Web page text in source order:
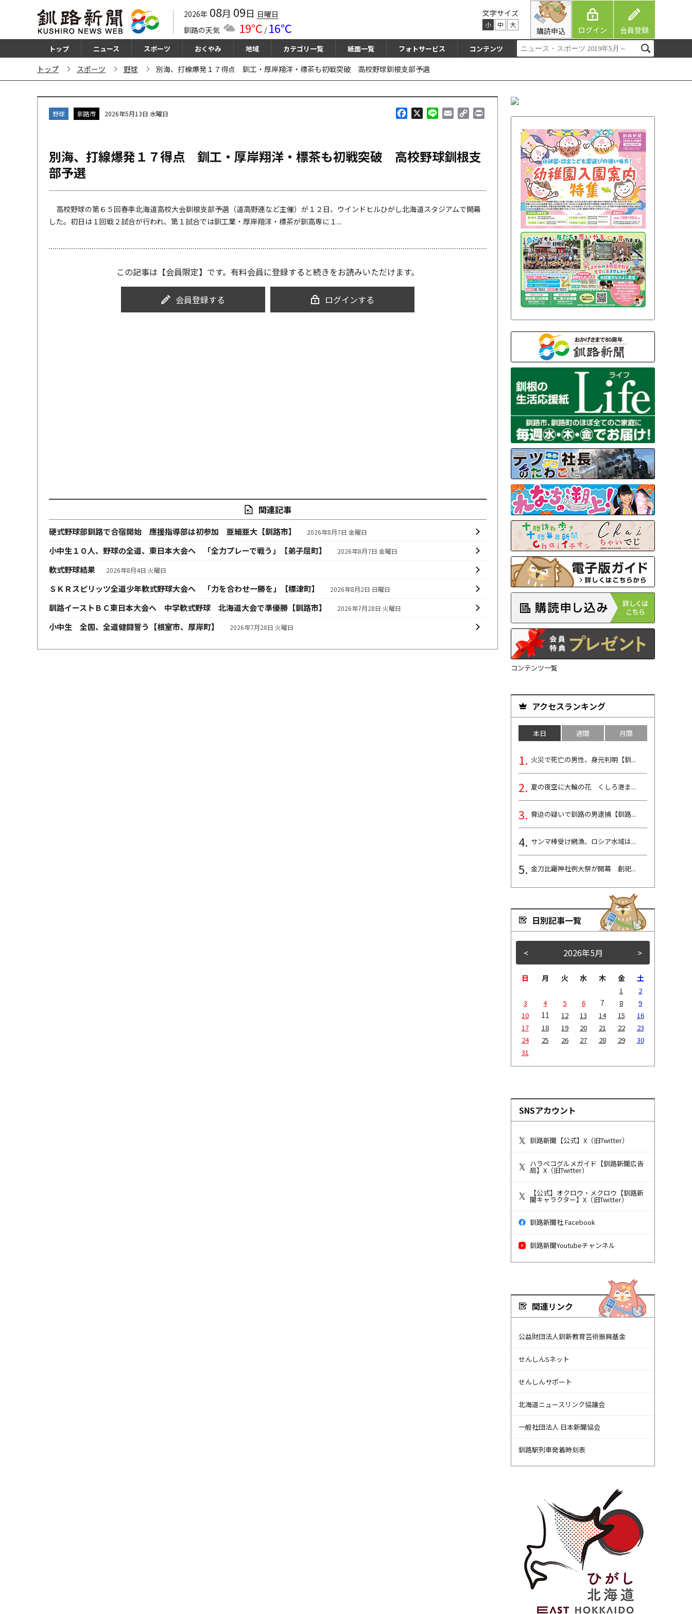
2026年 08月 09日 日曜日
釧路の天気
19℃ / 16℃
文字サイズ
小 中 大
購読申込 ログイン 会員登録
トップ ニュース スポーツ おくやみ 地域 カテゴリ一覧 紙面一覧 フォトサービス コンテンツ
トップ スポーツ 野球 別海、打線爆発１７得点 釧工・厚岸翔洋・標茶も初戦突破 高校野球釧根支部予選
b
k
l
L
k
野球 釧路市 2026年5月13日 水曜日
別海、打線爆発１７得点 釧工・厚岸翔洋・標茶も初戦突破 高校野球釧根支
部予選
高校野球の第６５回春季北海道高校大会釧根支部予選（道高野連など主催）が１２日、ウインドヒルひがし北海道スタジアムで開幕
した。初日は１回戦２試合が行われ、第１試合では釧工業・厚岸翔洋・標茶が釧高専に１...
この記事は【会員限定】です。有料会員に登録すると続きをお読みいただけます。
会員登録する ログインする
関連記事
硬式野球部釧路で合宿開始 應援指導部は初参加 亜細亜大【釧路市】 2026年8月7日 金曜日
小中生１０人、野球の全道、東日本大会へ 「全力プレーで戦う」【弟子屈町】 2026年8月7日 金曜日
軟式野球結果 2026年8月4日 火曜日
ＳＫＲスピリッツ全道少年軟式野球大会へ 「力を合わせ一勝を」【標津町】 2026年8月2日 日曜日
釧路イーストＢＣ東日本大会へ 中学軟式野球 北海道大会で準優勝【釧路市】 2026年7月28日 火曜日
小中生 全国、全道健闘誓う【根室市、厚岸町】 2026年7月28日 火曜日
コンテンツ一覧
アクセスランキング
本日 週間 月間
火災で死亡の男性、身元判明【釧...
夏の夜空に大輪の花 くしろ港ま...
脅迫の疑いで釧路の男逮捕【釧路...
サンマ棒受け網漁、ロシア水域は...
金刀比羅神社例大祭が開幕 創祀...
日別記事一覧
< >
2026年5月
日 月 火 水 木 金 土
1
2
3
4 5 6 7 8
9
10
11 12 13 14 15
16
17
18 19 20 21 22
23
24
25 26 27 28 29
30
31
SNSアカウント
釧路新聞【公式】X（旧Twitter）
ハラペコグルメガイド【釧路新聞広告
局】X（旧Twitter）
【公式】オクロウ・メクロウ【釧路新
聞キャラクター】X（旧Twitter）
釧路新聞社 Facebook
釧路新聞Youtubeチャンネル
関連リンク
公益財団法人釧新教育芸術振興基金
せんしんSネット
せんしんサポート
北海道ニュースリンク協議会
一般社団法人 日本新聞協会
釧路駅列車発着時刻表